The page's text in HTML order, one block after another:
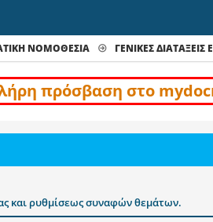
ΝΟΜΟΘΕΣΙΑ ΓΕΝΙΚΈΣ
πρόσβαση στο
και ρυθμίσεως συναφών θεμάτων.